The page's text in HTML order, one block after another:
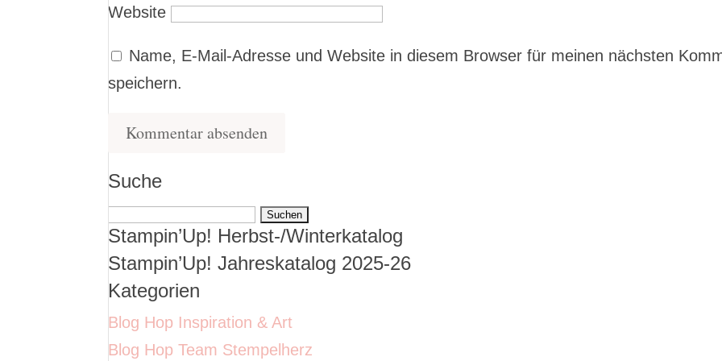
Website
Name, E-Mail-Adresse und Website in diesem Browser für meinen nächsten
speichern.
Suche
Suchen
nach:
Stampin’Up! Herbst-/Winterkatalog
Stampin’Up! Jahreskatalog 2025-26
Kategorien
Blog Hop Inspiration & Art
Blog Hop Team Stempelherz